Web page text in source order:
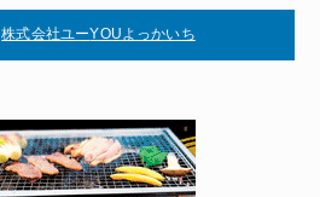
株式会社ユーYOUよっかいち